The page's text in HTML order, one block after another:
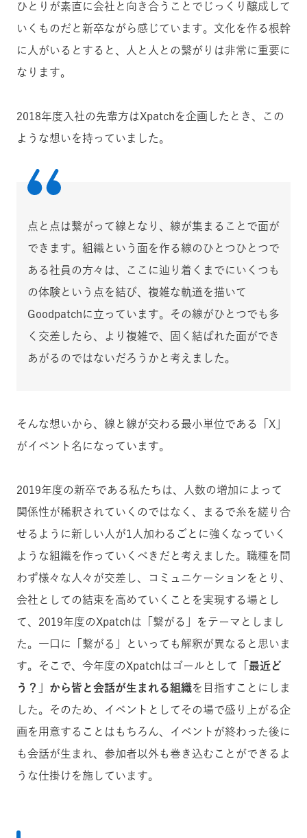
ひとりが素直に会社と向き合うことでじっくり醸成して
いくものだと新卒ながら感じています。文化を作る根幹
に人がいるとすると、人と人との繋がりは非常に重要に
なります。
2018年度入社の先輩方はXpatchを企画したとき、この
ような想いを持っていました。
点と点は繋がって線となり、線が集まることで面が
できます。組織という面を作る線のひとつひとつで
ある社員の方々は、ここに辿り着くまでにいくつも
の体験という点を結び、複雑な軌道を描いて
Goodpatchに立っています。その線がひとつでも多
く交差したら、より複雑で、固く結ばれた面ができ
あがるのではないだろうかと考えました。
そんな想いから、線と線が交わる最小単位である「X」
がイベント名になっています。
2019年度の新卒である私たちは、人数の増加によって
関係性が稀釈されていくのではなく、まるで糸を縒り合
せるように新しい人が1人加わるごとに強くなっていく
ような組織を作っていくべきだと考えました。職種を問
わず様々な人々が交差し、コミュニケーションをとり、
会社としての結束を高めていくことを実現する場とし
て、2019年度のXpatchは「繋がる」をテーマとしまし
た。一口に「繋がる」といっても解釈が異なると思いま
す。そこで、今年度のXpatchはゴールとして
「最近ど
う？」から皆と会話が生まれる組織を目指すことにしま
した。そのため、イベントとしてその場で盛り上がる企
画を用意することはもちろん、イベントが終わった後に
も会話が生まれ、参加者以外も巻き込むことができるよ
うな仕掛けを施しています。